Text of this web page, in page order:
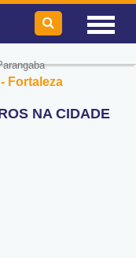
Fortaleza
NA CIDADE